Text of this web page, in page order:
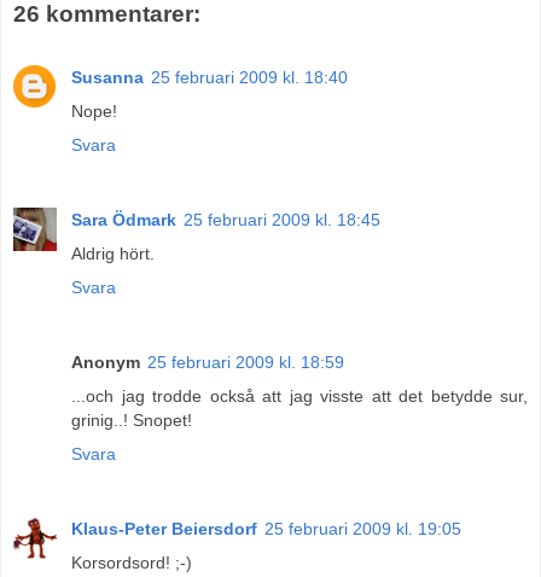
26 kommentarer:
Susanna 25 februari 2009 kl. 18:40
Nope!
Svara
Sara Ödmark 25 februari 2009 kl. 18:45
Aldrig hört.
Svara
Anonym 25 februari 2009 kl. 18:59
...och jag trodde också att jag visste att det betydde sur,
grinig..! Snopet!
Svara
Klaus-Peter Beiersdorf 25 februari 2009 kl. 19:05
Korsordsord! ;-)